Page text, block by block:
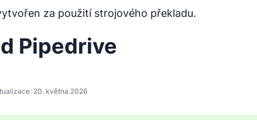
angličtiny pomocí nástroje pro strojový překlad bez
za použití strojového překladu.
Pipedrive
20. května 2026